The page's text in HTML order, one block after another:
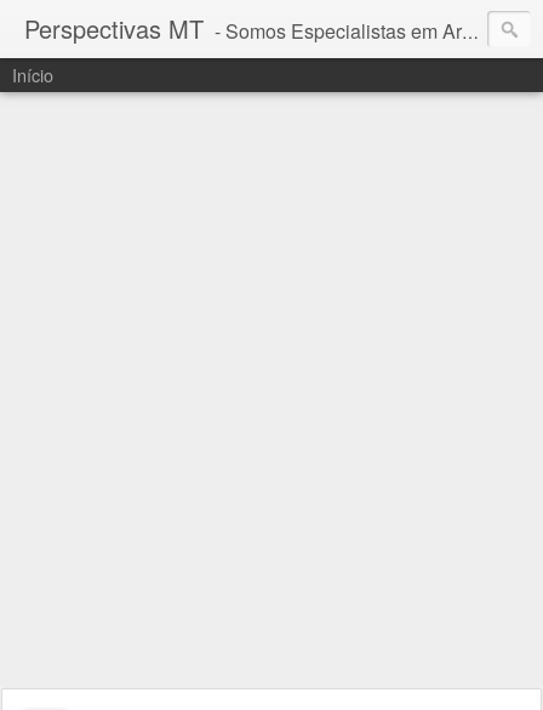
Perspectivas MT - Somos Especialistas em Araguaia - Mato Grosso
Início